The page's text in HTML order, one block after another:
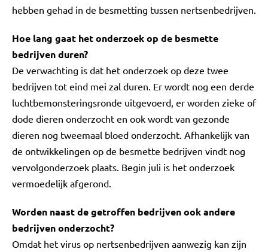
hebben gehad in de besmetting tussen nertsenbedrijven.
Hoe lang gaat het onderzoek op de besmette
bedrijven duren?
De verwachting is dat het onderzoek op deze twee
bedrijven tot eind mei zal duren. Er wordt nog een derde
luchtbemonsteringsronde uitgevoerd, er worden zieke of
dode dieren onderzocht en ook wordt van gezonde
dieren nog tweemaal bloed onderzocht. Afhankelijk van
de ontwikkelingen op de besmette bedrijven vindt nog
vervolgonderzoek plaats. Begin juli is het onderzoek
vermoedelijk afgerond.
Worden naast de getroffen bedrijven ook andere
bedrijven onderzocht?
Omdat het virus op nertsenbedrijven aanwezig kan zijn